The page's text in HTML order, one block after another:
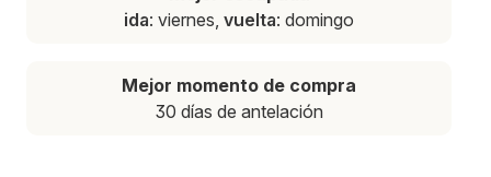
ida: viernes, vuelta: domingo
Mejor momento de compra
30 días de antelación